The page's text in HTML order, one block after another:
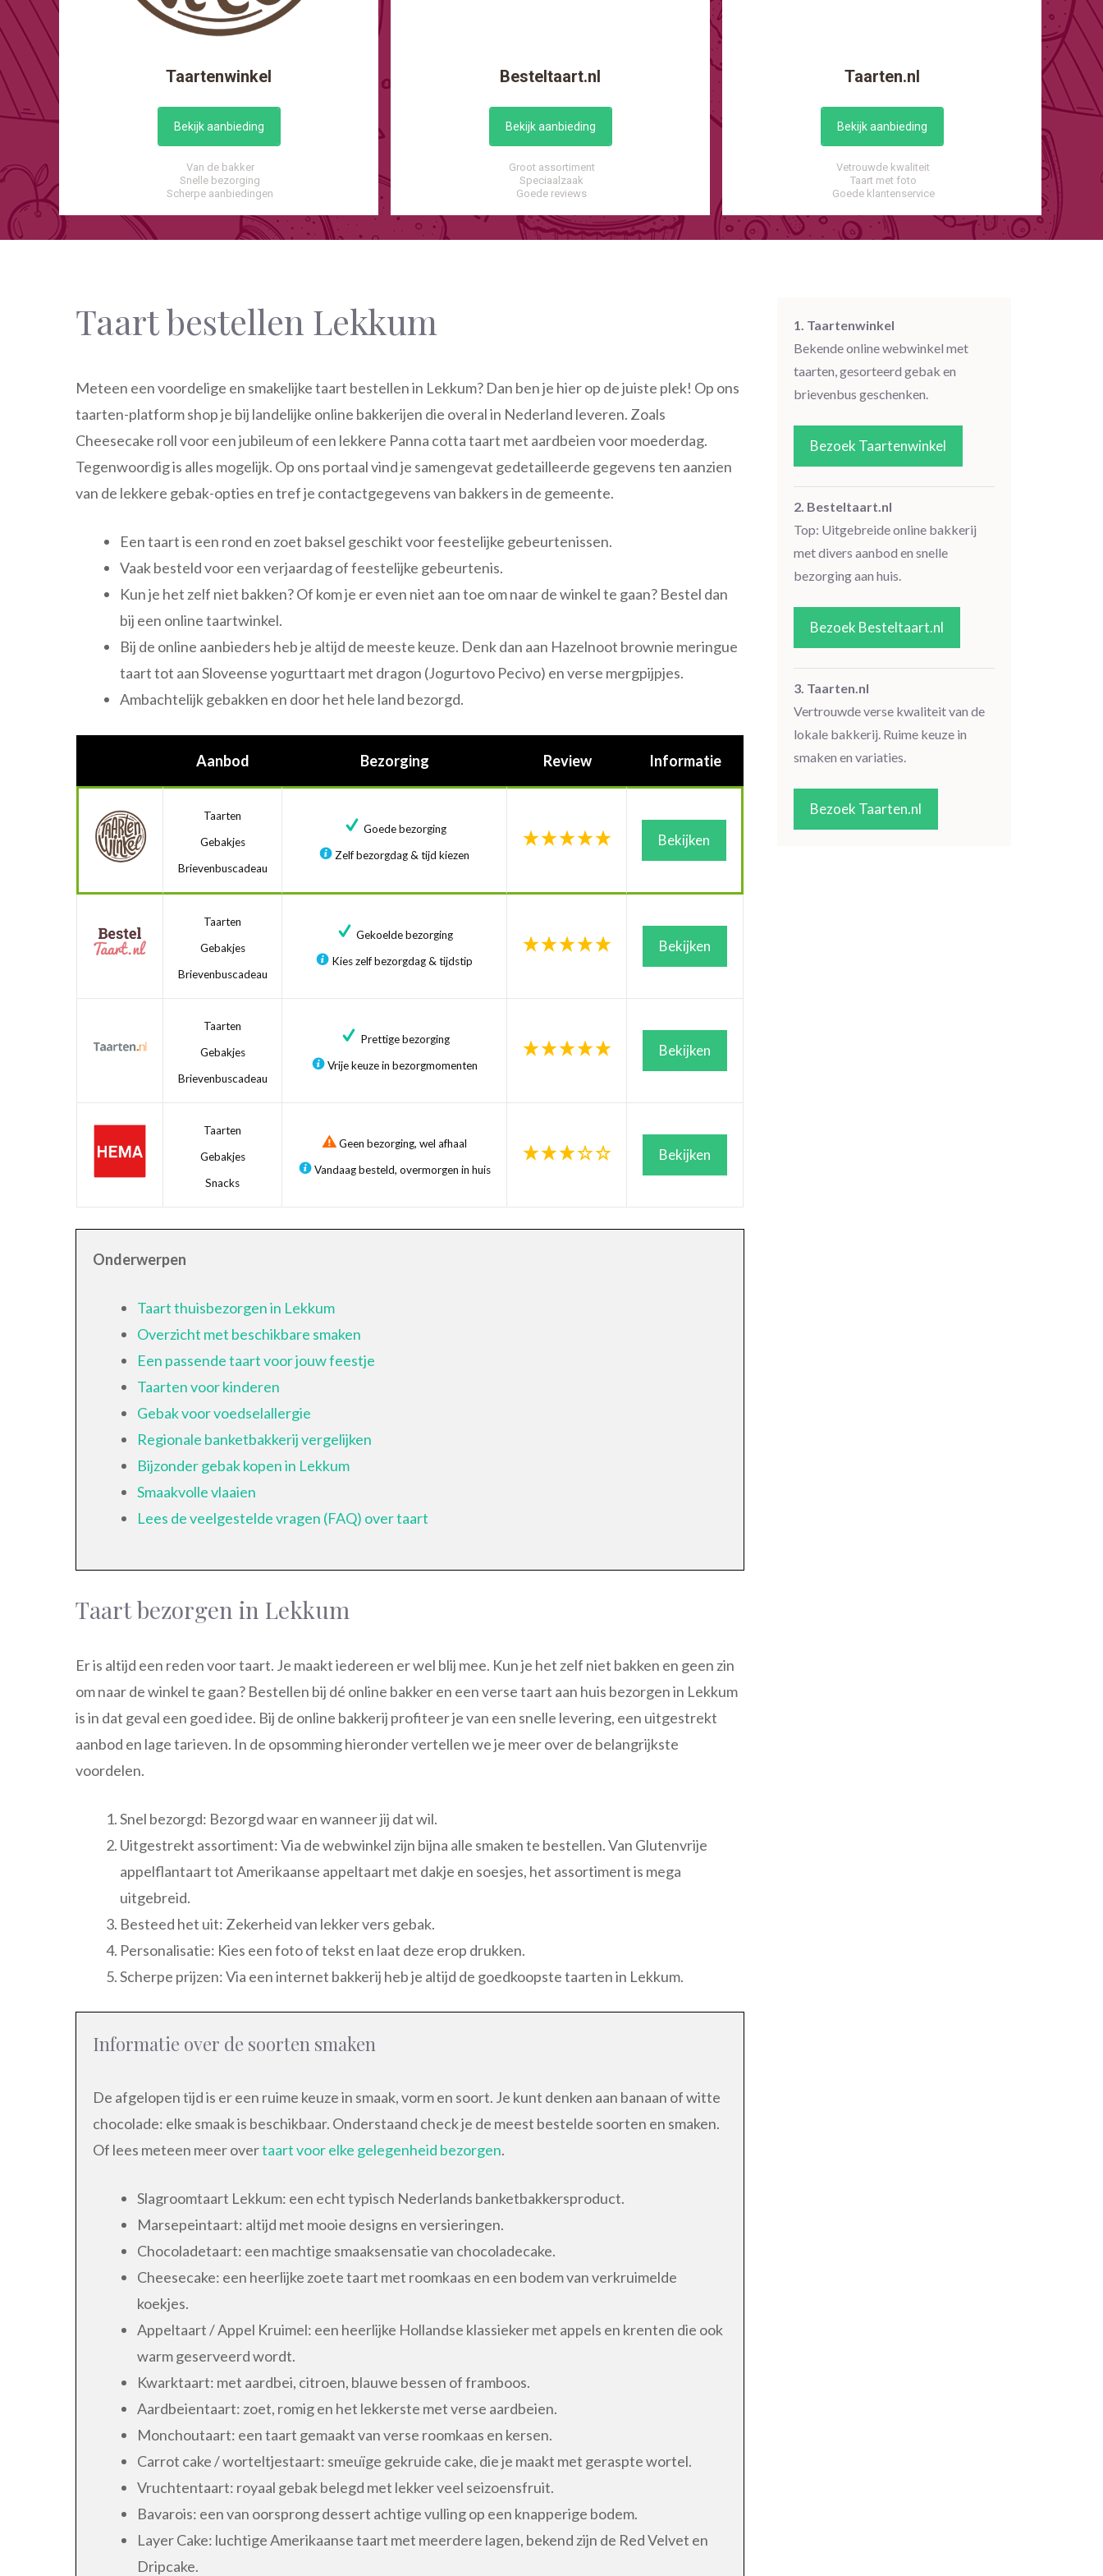
Taartenwinkel
Bekijk aanbieding
Van de bakker
Snelle bezorging
Scherpe aanbiedingen
Besteltaart.nl
Bekijk aanbieding
Groot assortiment
Speciaalzaak
Goede reviews
Taarten.nl
Bekijk aanbieding
Vetrouwde kwaliteit
Taart met foto
Goede klantenservice
Taart bestellen Lekkum
Meteen een voordelige en smakelijke taart bestellen in Lekkum? Dan ben je hier op de juiste plek! Op ons
taarten-platform shop je bij landelijke online bakkerijen die overal in Nederland leveren. Zoals
Cheesecake roll voor een jubileum of een lekkere Panna cotta taart met aardbeien voor moederdag.
Tegenwoordig is alles mogelijk. Op ons portaal vind je samengevat gedetailleerde gegevens ten aanzien
van de lekkere gebak-opties en tref je contactgegevens van bakkers in de gemeente.
Een taart is een rond en zoet baksel geschikt voor feestelijke gebeurtenissen.
Vaak besteld voor een verjaardag of feestelijke gebeurtenis.
Kun je het zelf niet bakken? Of kom je er even niet aan toe om naar de winkel te gaan? Bestel dan
bij een online taartwinkel.
Bij de online aanbieders heb je altijd de meeste keuze. Denk dan aan Hazelnoot brownie meringue
taart tot aan Sloveense yogurttaart met dragon (Jogurtovo Pecivo) en verse mergpijpjes.
Ambachtelijk gebakken en door het hele land bezorgd.
Aanbod Bezorging Review Informatie
Taarten
Gebakjes
Brievenbuscadeau
Goede bezorging
Zelf bezorgdag & tijd kiezen
Bekijken
Taarten
Gebakjes
Brievenbuscadeau
Gekoelde bezorging
Kies zelf bezorgdag & tijdstip
Bekijken
Taarten
Gebakjes
Brievenbuscadeau
Prettige bezorging
Vrije keuze in bezorgmomenten
Bekijken
Taarten
Gebakjes
Snacks
Geen bezorging, wel afhaal
Vandaag besteld, overmorgen in huis
Bekijken
Onderwerpen
Taart thuisbezorgen in Lekkum
Overzicht met beschikbare smaken
Een passende taart voor jouw feestje
Taarten voor kinderen
Gebak voor voedselallergie
Regionale banketbakkerij vergelijken
Bijzonder gebak kopen in Lekkum
Smaakvolle vlaaien
Lees de veelgestelde vragen (FAQ) over taart
Taart bezorgen in Lekkum
Er is altijd een reden voor taart. Je maakt iedereen er wel blij mee. Kun je het zelf niet bakken en geen zin
om naar de winkel te gaan? Bestellen bij dé online bakker en een verse taart aan huis bezorgen in Lekkum
is in dat geval een goed idee. Bij de online bakkerij profiteer je van een snelle levering, een uitgestrekt
aanbod en lage tarieven. In de opsomming hieronder vertellen we je meer over de belangrijkste
voordelen.
Snel bezorgd: Bezorgd waar en wanneer jij dat wil.
Uitgestrekt assortiment: Via de webwinkel zijn bijna alle smaken te bestellen. Van Glutenvrije
appelflantaart tot Amerikaanse appeltaart met dakje en soesjes, het assortiment is mega
uitgebreid.
Besteed het uit: Zekerheid van lekker vers gebak.
Personalisatie: Kies een foto of tekst en laat deze erop drukken.
Scherpe prijzen: Via een internet bakkerij heb je altijd de goedkoopste taarten in Lekkum.
Informatie over de soorten smaken
De afgelopen tijd is er een ruime keuze in smaak, vorm en soort. Je kunt denken aan banaan of witte
chocolade: elke smaak is beschikbaar. Onderstaand check je de meest bestelde soorten en smaken.
Of lees meteen meer overtaart voor elke gelegenheid bezorgen.
Slagroomtaart Lekkum: een echt typisch Nederlands banketbakkersproduct.
Marsepeintaart: altijd met mooie designs en versieringen.
Chocoladetaart: een machtige smaaksensatie van chocoladecake.
Cheesecake: een heerlijke zoete taart met roomkaas en een bodem van verkruimelde
koekjes.
Appeltaart / Appel Kruimel: een heerlijke Hollandse klassieker met appels en krenten die ook
warm geserveerd wordt.
Kwarktaart: met aardbei, citroen, blauwe bessen of framboos.
Aardbeientaart: zoet, romig en het lekkerste met verse aardbeien.
Monchoutaart: een taart gemaakt van verse roomkaas en kersen.
Carrot cake / worteltjestaart: smeuïge gekruide cake, die je maakt met geraspte wortel.
Vruchtentaart: royaal gebak belegd met lekker veel seizoensfruit.
Bavarois: een van oorsprong dessert achtige vulling op een knapperige bodem.
Layer Cake: luchtige Amerikaanse taart met meerdere lagen, bekend zijn de Red Velvet en
Dripcake.
1. Taartenwinkel
Bekende online webwinkel met
taarten, gesorteerd gebak en
brievenbus geschenken.
Bezoek Taartenwinkel
2. Besteltaart.nl
Top: Uitgebreide online bakkerij
met divers aanbod en snelle
bezorging aan huis.
Bezoek Besteltaart.nl
3. Taarten.nl
Vertrouwde verse kwaliteit van de
lokale bakkerij. Ruime keuze in
smaken en variaties.
Bezoek Taarten.nl